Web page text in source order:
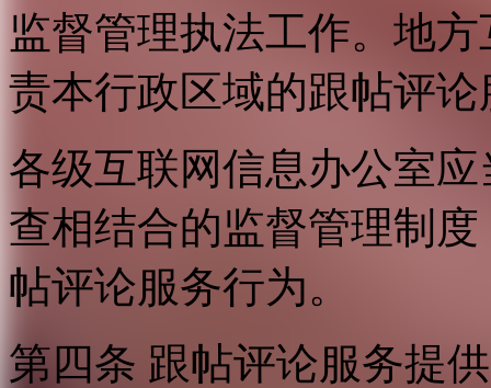
监督管理执法工作。地
责本行政区域的跟帖评
各级互联网信息办公室
查相结合的监督管理制
帖评论服务行为。
第四条 跟帖评论服务提